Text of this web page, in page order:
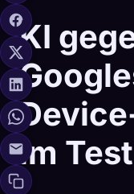
KI
im Test